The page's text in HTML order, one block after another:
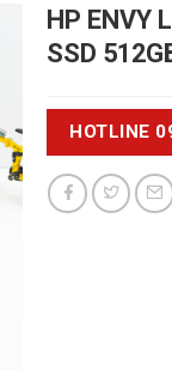
HP ENVY
SSD
HOTLINE